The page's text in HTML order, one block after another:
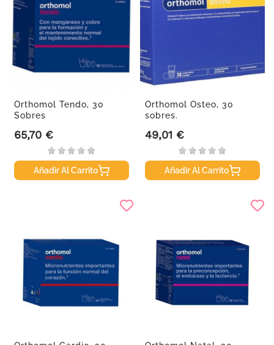
Orthomol Tendo, 30
Sobres
Precio
65,70 €
Añadir Al Carrito
Orthomol Osteo, 30
sobres.
Precio
49,01 €
Añadir Al Carrito